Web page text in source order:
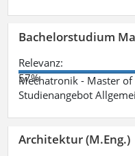
Bachelorstudium
Relevanz:
57%
Mechatronik - Master
Studienangebot
Architektur (M.Eng.)